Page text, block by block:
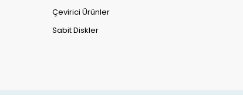
Çevirici Ürünler
Sabit Diskler